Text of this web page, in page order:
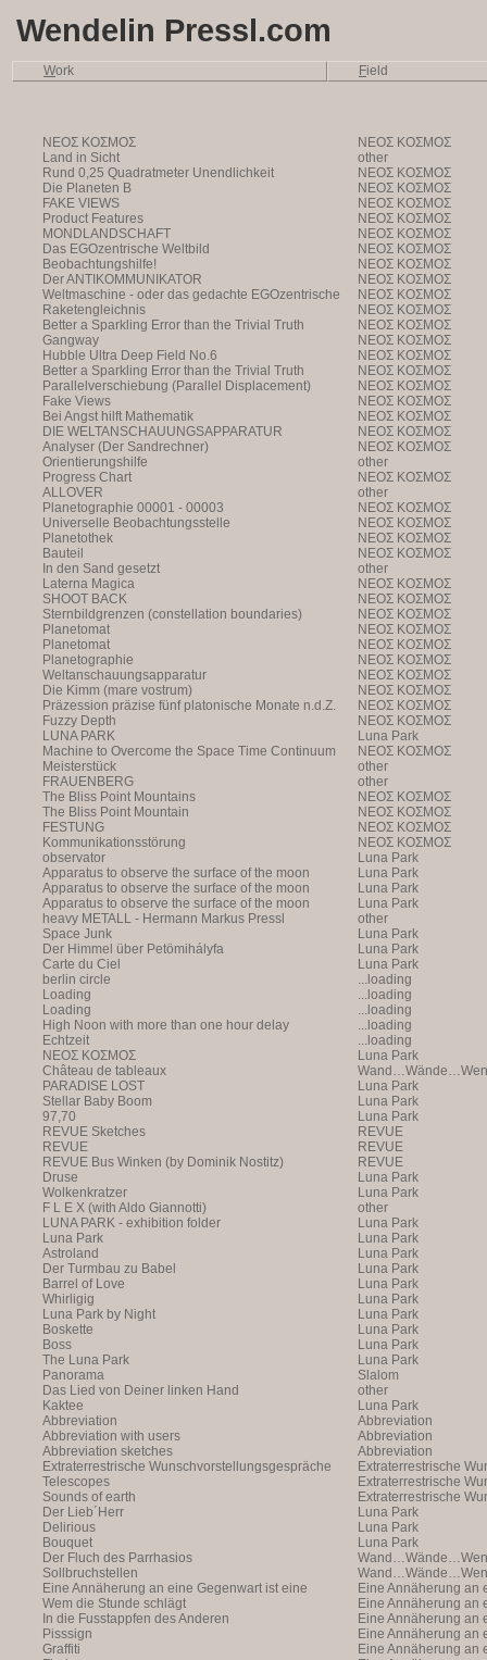
Wendelin Pressl.com
Work Field
NEOΣ KOΣMOΣ
NEOΣ KOΣMOΣ
Land in Sicht
other
Rund 0,25 Quadratmeter Unendlichkeit
NEOΣ KOΣMOΣ
Die Planeten B
NEOΣ KOΣMOΣ
FAKE VIEWS
NEOΣ KOΣMOΣ
Product Features
NEOΣ KOΣMOΣ
MONDLANDSCHAFT
NEOΣ KOΣMOΣ
Das EGOzentrische Weltbild
NEOΣ KOΣMOΣ
Beobachtungshilfe!
NEOΣ KOΣMOΣ
Der ANTIKOMMUNIKATOR
NEOΣ KOΣMOΣ
Weltmaschine - oder das gedachte EGOzentrische
Weltbild
NEOΣ KOΣMOΣ
Raketengleichnis
NEOΣ KOΣMOΣ
Better a Sparkling Error than the Trivial Truth
NEOΣ KOΣMOΣ
Gangway
NEOΣ KOΣMOΣ
Hubble Ultra Deep Field No.6
NEOΣ KOΣMOΣ
Better a Sparkling Error than the Trivial Truth
NEOΣ KOΣMOΣ
Parallelverschiebung (Parallel Displacement)
NEOΣ KOΣMOΣ
Fake Views
NEOΣ KOΣMOΣ
Bei Angst hilft Mathematik
NEOΣ KOΣMOΣ
DIE WELTANSCHAUUNGSAPPARATUR
NEOΣ KOΣMOΣ
Analyser (Der Sandrechner)
NEOΣ KOΣMOΣ
Orientierungshilfe
other
Progress Chart
NEOΣ KOΣMOΣ
ALLOVER
other
Planetographie 00001 - 00003
NEOΣ KOΣMOΣ
Universelle Beobachtungsstelle
NEOΣ KOΣMOΣ
Planetothek
NEOΣ KOΣMOΣ
Bauteil
NEOΣ KOΣMOΣ
In den Sand gesetzt
other
Laterna Magica
NEOΣ KOΣMOΣ
SHOOT BACK
NEOΣ KOΣMOΣ
Sternbildgrenzen (constellation boundaries)
NEOΣ KOΣMOΣ
Planetomat
NEOΣ KOΣMOΣ
Planetomat
NEOΣ KOΣMOΣ
Planetographie
NEOΣ KOΣMOΣ
Weltanschauungsapparatur
NEOΣ KOΣMOΣ
Die Kimm (mare vostrum)
NEOΣ KOΣMOΣ
Präzession präzise fünf platonische Monate n.d.Z.
NEOΣ KOΣMOΣ
Fuzzy Depth
NEOΣ KOΣMOΣ
LUNA PARK
Luna Park
Machine to Overcome the Space Time Continuum
NEOΣ KOΣMOΣ
Meisterstück
other
FRAUENBERG
other
The Bliss Point Mountains
NEOΣ KOΣMOΣ
The Bliss Point Mountain
NEOΣ KOΣMOΣ
FESTUNG
NEOΣ KOΣMOΣ
Kommunikationsstörung
NEOΣ KOΣMOΣ
observator
Luna Park
Apparatus to observe the surface of the moon
Luna Park
Apparatus to observe the surface of the moon
Luna Park
Apparatus to observe the surface of the moon
Luna Park
heavy METALL - Hermann Markus Pressl
other
Space Junk
Luna Park
Der Himmel über Petömihályfa
Luna Park
Carte du Ciel
Luna Park
berlin circle
...loading
Loading
...loading
Loading
...loading
High Noon with more than one hour delay
...loading
Echtzeit
...loading
NEOΣ KOΣMOΣ
Luna Park
Château de tableaux
PARADISE LOST
Luna Park
Stellar Baby Boom
Luna Park
97,70
Luna Park
REVUE Sketches
REVUE
REVUE
REVUE
REVUE Bus Winken (by Dominik Nostitz)
REVUE
Druse
Luna Park
Wolkenkratzer
Luna Park
F L E X (with Aldo Giannotti)
other
LUNA PARK - exhibition folder
Luna Park
Luna Park
Luna Park
Astroland
Luna Park
Der Turmbau zu Babel
Luna Park
Barrel of Love
Luna Park
Whirligig
Luna Park
Luna Park by Night
Luna Park
Boskette
Luna Park
Boss
Luna Park
The Luna Park
Luna Park
Panorama
Slalom
Das Lied von Deiner linken Hand
other
Kaktee
Luna Park
Abbreviation
Abbreviation
Abbreviation with users
Abbreviation
Abbreviation sketches
Abbreviation
Extraterrestrische Wunschvorstellungsgespräche
Extraterrestrische
(with Markus Hofer)
Telescopes
Extraterrestrische
(with Markus Hofer)
Sounds of earth
Extraterrestrische
(with Markus Hofer)
Der Lieb´Herr
Luna Park
Delirious
Luna Park
Bouquet
Luna Park
Der Fluch des Parrhasios
Sollbruchstellen
Eine Annäherung an eine Gegenwart ist eine
Annäherung an eine Ann
Eine Annäherung an
Annäherung an eine
Vergangenheit ist
Wem die Stunde schlägt
Eine Annäherung an
Annäherung an eine
Vergangenheit ist
In die Fusstappfen des Anderen
Eine Annäherung an
Annäherung
Pisssign
Eine Annäherung an
Annäherung an eine
Graffiti
Eine Annäherung an